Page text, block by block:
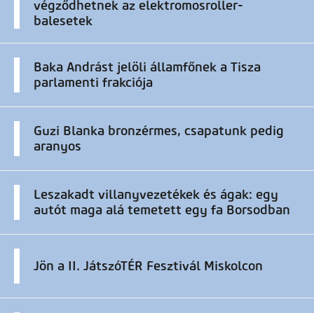
végződhetnek az elektromosroller-
balesetek
Baka Andrást jelöli államfőnek a Tisza
parlamenti frakciója
Guzi Blanka bronzérmes, csapatunk pedig
aranyos
Leszakadt villanyvezetékek és ágak: egy
autót maga alá temetett egy fa Borsodban
Jön a II. JátszóTÉR Fesztivál Miskolcon